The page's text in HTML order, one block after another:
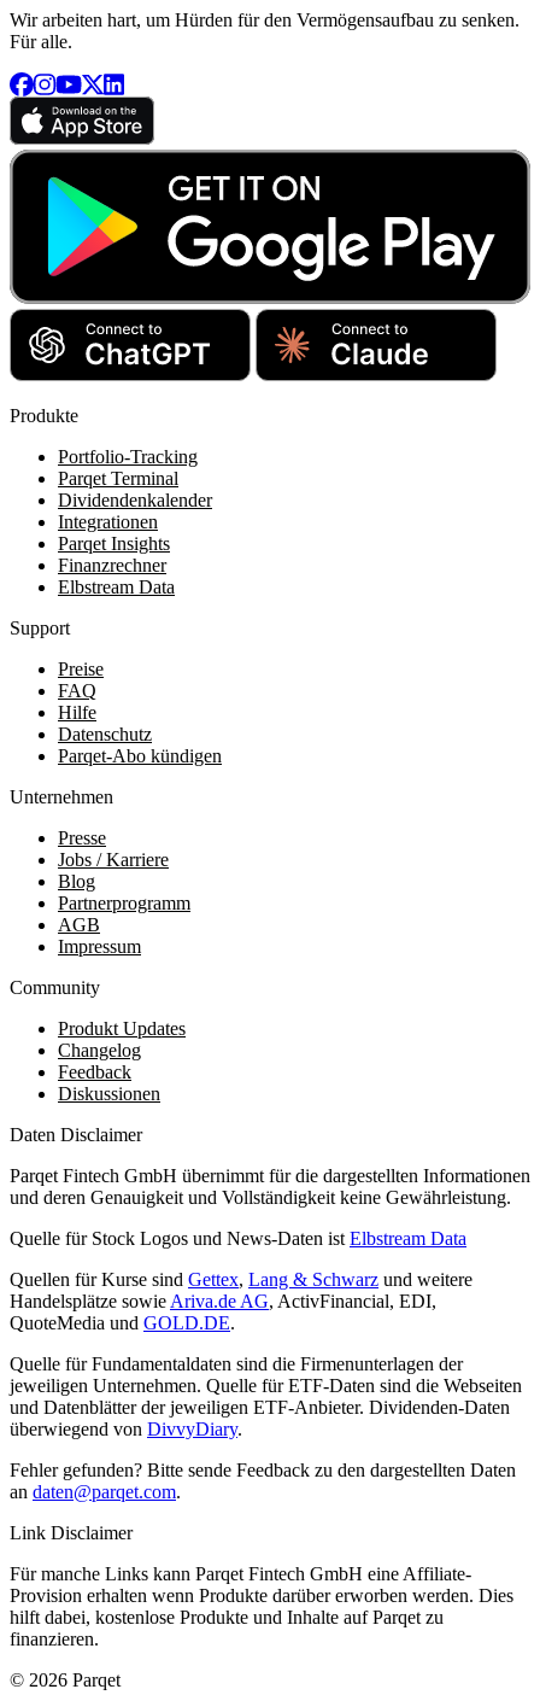
Wir arbeiten hart, um Hürden für den Vermögensaufbau zu senken.
Für alle.
Produkte
Portfolio-Tracking
Parqet Terminal
Dividendenkalender
Integrationen
Parqet Insights
Finanzrechner
Elbstream Data
Support
Preise
FAQ
Hilfe
Datenschutz
Parqet-Abo kündigen
Unternehmen
Presse
Jobs / Karriere
Blog
Partnerprogramm
AGB
Impressum
Community
Produkt Updates
Changelog
Feedback
Diskussionen
Daten Disclaimer
Parqet Fintech GmbH übernimmt für die dargestellten Informationen
und deren Genauigkeit und Vollständigkeit keine Gewährleistung.
Quelle für Stock Logos und News-Daten ist Elbstream Data
Quellen für Kurse sind Gettex, Lang & Schwarz und weitere
Handelsplätze sowie Ariva.de AG, ActivFinancial, EDI,
QuoteMedia und GOLD.DE.
Quelle für Fundamentaldaten sind die Firmenunterlagen der
jeweiligen Unternehmen. Quelle für ETF-Daten sind die Webseiten
und Datenblätter der jeweiligen ETF-Anbieter. Dividenden-Daten
überwiegend von DivvyDiary.
Fehler gefunden? Bitte sende Feedback zu den dargestellten Daten
an daten@parqet.com.
Link Disclaimer
Für manche Links kann Parqet Fintech GmbH eine Affiliate-
Provision erhalten wenn Produkte darüber erworben werden. Dies
hilft dabei, kostenlose Produkte und Inhalte auf Parqet zu
finanzieren.
© 2026 Parqet